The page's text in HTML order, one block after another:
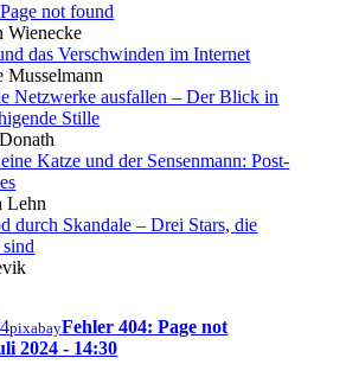
not found
Wienecke
das Verschwinden im Internet
Musselmann
Netzwerke ausfallen – Der Blick in
Stille
Katze und der Sensenmann: Post-
Lehn
durch Skandale – Drei Stars, die
sind
pixabayFehler 404: Page not
2024 - 14:30